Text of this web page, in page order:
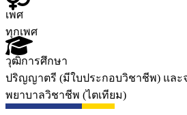
เพศ
ทุกเพศ
วุฒิการศึกษา
ปริญญาตรี (มีใบประกอบวิชาชีพ) และ
พยาบาลวิชาชีพ (ไตเทียม)